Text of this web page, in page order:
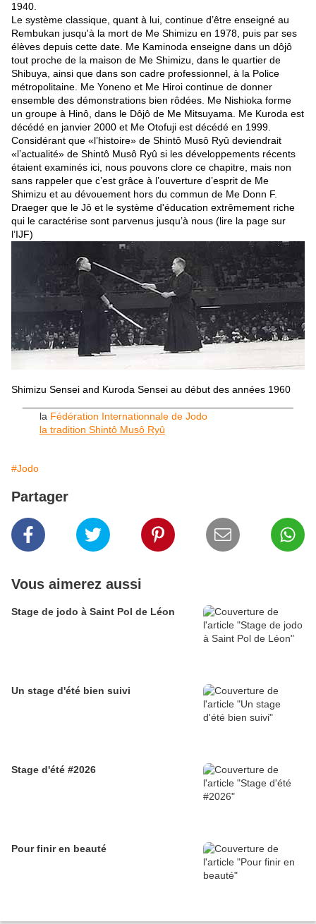
1940.
Le système classique, quant à lui, continue d’être enseigné au
Rembukan jusqu'à la mort de Me Shimizu en 1978, puis par ses
élèves depuis cette date. Me Kaminoda enseigne dans un dôjô
tout proche de la maison de Me Shimizu, dans le quartier de
Shibuya, ainsi que dans son cadre professionnel, à la Police
métropolitaine. Me Yoneno et Me Hiroi continue de donner
ensemble des démonstrations bien rôdées. Me Nishioka forme
un groupe à Hinô, dans le Dôjô de Me Mitsuyama. Me Kuroda est
décédé en janvier 2000 et Me Otofuji est décédé en 1999.
Considérant que «l’histoire» de Shintô Musô Ryû deviendrait
«l’actualité» de Shintô Musô Ryû si les développements récents
étaient examinés ici, nous pouvons clore ce chapitre, mais non
sans rappeler que c’est grâce à l’ouverture d’esprit de Me
Shimizu et au dévouement hors du commun de Me Donn F.
Draeger que le Jô et le système d'éducation extrêmement riche
qui le caractérise sont parvenus jusqu’à nous (lire la page sur
l’IJF)
Shimizu Sensei and Kuroda Sensei au début des années 1960
la Fédération Internationnale de Jodo
la tradition Shintô Musô Ryû
#Jodo
Partager
Vous aimerez aussi
Stage de jodo à Saint Pol de Léon
Un stage d'été bien suivi
Stage d'été #2026
Pour finir en beauté